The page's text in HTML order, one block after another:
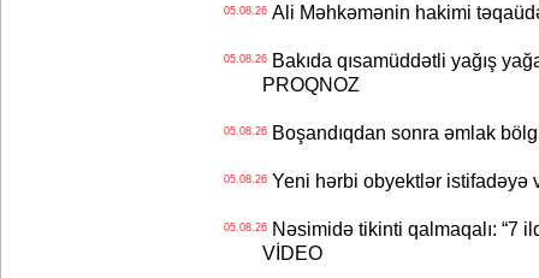
05.08.26Ali Məhkəmənin hakimi
05.08.26Bakıda qısamüddətli yağış
PROQNOZ
05.08.26Boşandıqdan sonra əmlak
05.08.26Yeni hərbi obyektlər istifadəyə
05.08.26Nəsimidə tikinti qalmaqalı: “7
VİDEO